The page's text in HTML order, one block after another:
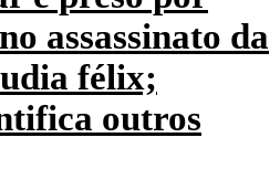
assassinato da
félix;
outros